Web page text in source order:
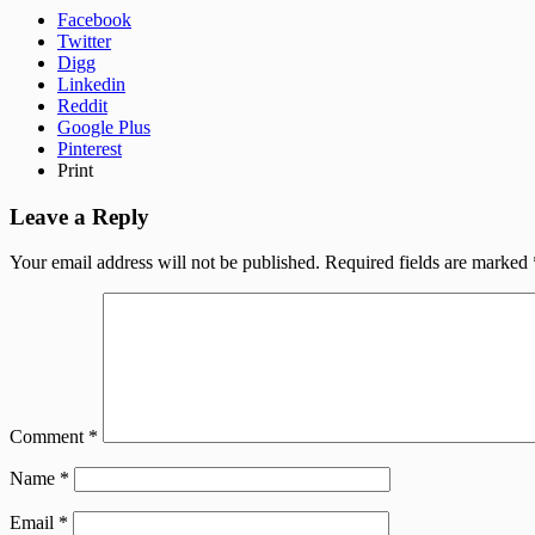
Facebook
Twitter
Digg
Linkedin
Reddit
Google Plus
Pinterest
Print
Leave a Reply
Your email address will not be published. Required fields are marked
Comment *
Name *
Email *